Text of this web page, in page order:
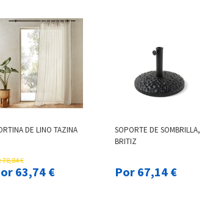
DE LINO TAZINA
78,84 €
Por 63,74 €
SOPORTE DE SOMBRILLA,
BRITIZ
Por 67,14 €